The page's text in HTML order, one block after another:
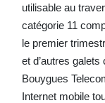
utilisable au
catégorie 11
le premier
et d’autres
Bouygues
Internet mobile